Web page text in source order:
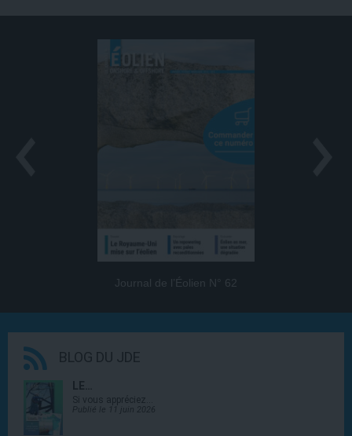
Journal de l’Éolien N° 62
BLOG DU JDE
LE…
Si vous appréciez…
Publié le 11 juin 2026